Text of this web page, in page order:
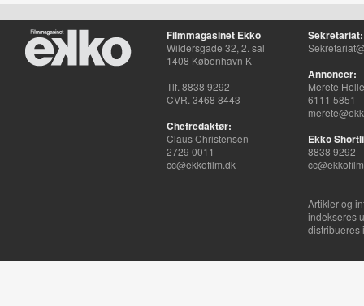
Filmmagasinet Ekko
Wildersgade 32, 2. sal
1408 København K
Tlf. 8838 9292
CVR. 3468 8443
Chefredaktør:
Claus Christensen
2729 0011
cc@ekkofilm.dk
Sekretariat:
Annoncer:
Merete
6111 5851
Ekko
8838 9292
Artikler og
indekseres
distribueres